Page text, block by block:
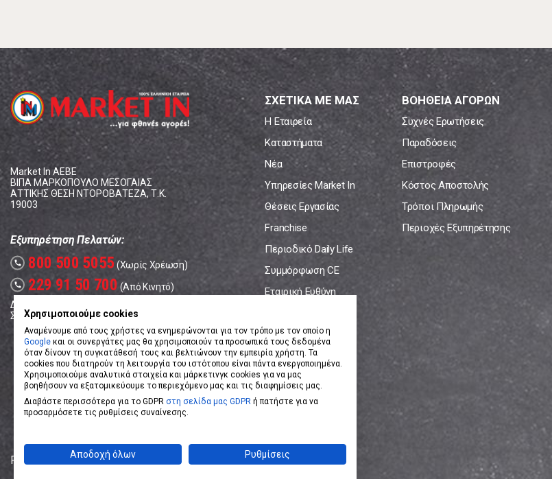
Market In ΑΕΒΕ
ΒΙΠΑ ΜΑΡΚΟΠΟΥΛΟ ΜΕΣΟΓΑΙΑΣ
ΑΤΤΙΚΗΣ ΘΕΣΗ ΝΤΟΡΟΒΑΤΕΖΑ, Τ.Κ.
19003
Εξυπηρέτηση Πελατών:
call 800 500 5055 (Χωρίς Χρέωση)
call 229 91 50 700 (Από Κινητό)
Δευτέρα - Παρασκευή: 08:00 - 17:00
Σάββατο: 08:00 – 14:00
ΣΧΕΤΙΚΑ ΜΕ ΜΑΣ
Η Εταιρεία
Καταστήματα
Νέα
Υπηρεσίες Market In
Θέσεις Εργασίας
Franchise
Περιοδικό Daily Life
Συμμόρφωση CE
Εταιρική Ευθύνη
ΒΟΗΘΕΙΑ ΑΓΟΡΩΝ
Συχνές Ερωτήσεις
Παραδόσεις
Επιστροφές
Κόστος Αποστολής
Τρόποι Πληρωμής
Περιοχές Εξυπηρέτησης
Powered by eShopKeyDesigned by Koolmetrix
Χρησιμοποιούμε cookies
Αναμένουμε από τους χρήστες να ενημερώνονται για τον τρόπο με τον οποίο η
Google και οι συνεργάτες μας θα χρησιμοποιούν τα προσωπικά τους δεδομένα
όταν δίνουν τη συγκατάθεσή τους και βελτιώνουν την εμπειρία χρήστη. Τα
cookies που διατηρούν τη λειτουργία του ιστότοπου είναι πάντα ενεργοποιημένα.
Χρησιμοποιούμε αναλυτικά στοιχεία και μάρκετινγκ cookies για να μας
βοηθήσουν να εξατομικεύουμε το περιεχόμενο μας και τις διαφημίσεις μας.
Διαβάστε περισσότερα για το GDPR στη σελίδα μας GDPR ή πατήστε για να
προσαρμόσετε τις ρυθμίσεις συναίνεσης.
Αποδοχή όλων Ρυθμίσεις